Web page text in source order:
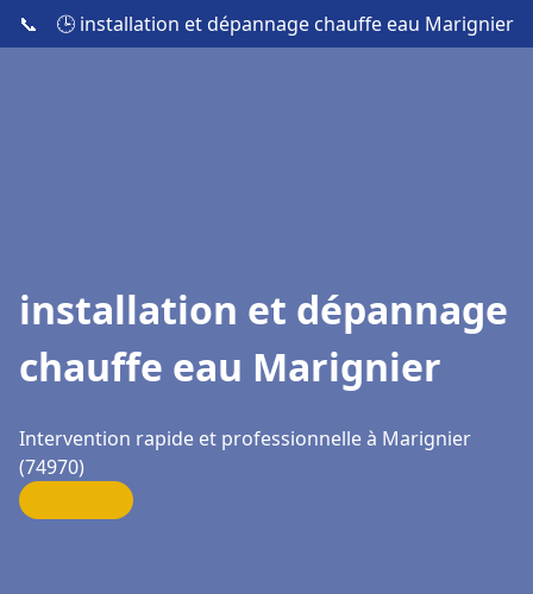
📞 🕒 installation et dépannage chauffe eau Marignier
installation et dépannage
chauffe eau Marignier
Intervention rapide et professionnelle à Marignier
(74970)